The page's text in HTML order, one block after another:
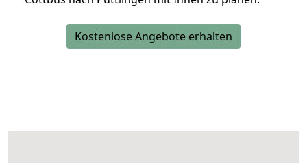
Kostenlose Angebote erhalten